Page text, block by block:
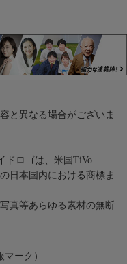
と異なる場合がございま
ドロゴは、米国TiVo
日本国内における商標ま
真等あらゆる素材の無断
ーク）